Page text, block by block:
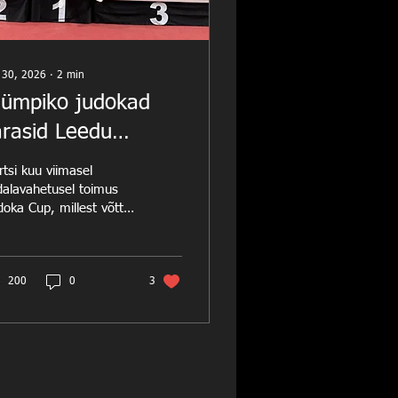
30, 2026 ∙ 2 min
judokad
Leedu
kuu viimasel
toimus
Cup, millest võttis
- kahe
judotäht
200 0 3